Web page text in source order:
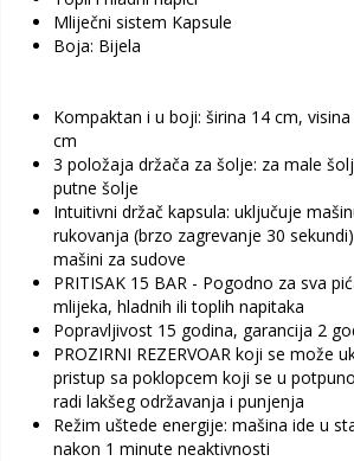
Mliječni sistem Kapsule
Boja: Bijela
Kompaktan i u boji: širina 14 cm,
cm
3 položaja držača za šolje: za male
putne šolje
Intuitivni držač kapsula: uključuje
rukovanja (brzo zagrevanje 30
mašini za sudove
PRITISAK 15 BAR - Pogodno za sva
mlijeka, hladnih ili toplih napitaka
Popravljivost 15 godina, garancija 2
PROZIRNI REZERVOAR koji se može
pristup sa poklopcem koji se u
radi lakšeg održavanja i punjenja
Režim uštede energije: mašina ide u
nakon 1 minute neaktivnosti